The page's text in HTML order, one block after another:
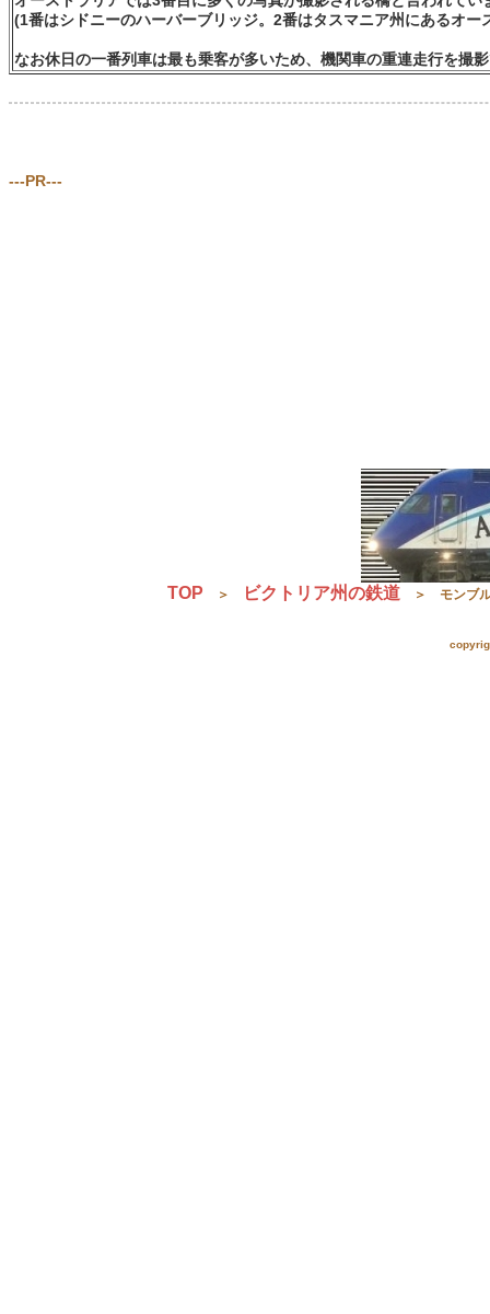
(1番はシドニーのハーバーブリッジ。2番はタスマニア州にあるオ
なお休日の一番列車は最も乗客が多いため、機関車の重連走行を撮
---PR---
TOP ＞ ビクトリア州の鉄道 ＞ モンブ